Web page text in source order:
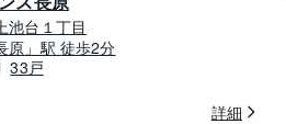
池台１丁目
原」駅 徒歩2分
33戸
詳細